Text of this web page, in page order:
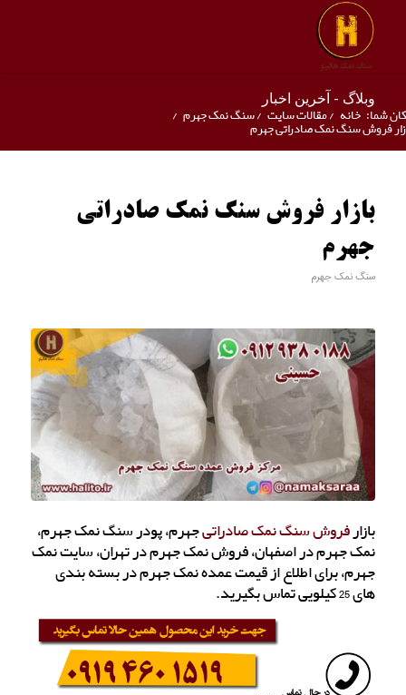
وبلاگ - آخرین اخبار
شما: خانه /مقالات سایت /سنگ نمک جهرم /
فروش سنگ نمک صادراتی جهرم
بازار فروش سنگ نمک صادراتی
جهرم
سنگ نمک جهرم
بازارفروش سنگ نمک صادراتیجهرم، پودر سنگ نمک جهرم،
نمک جهرم در اصفهان، فروش نمک جهرم در تهران، سایت نمک
جهرم، برای اطلاع از قیمت عمده نمک جهرم در بسته بندی
های 25 کیلویی تماس بگیرید.